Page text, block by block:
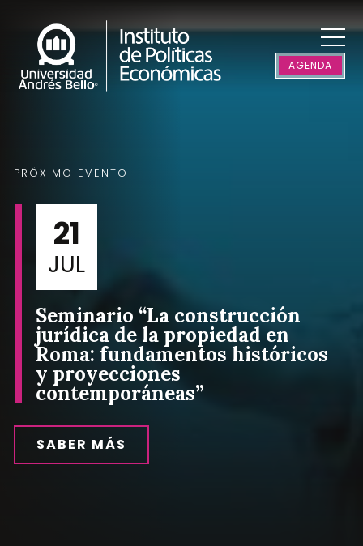
AGENDA
PRÓXIMO EVENTO
21
JUL
Seminario “La construcción
jurídica de la propiedad en
Roma: fundamentos históricos
y proyecciones
contemporáneas”
SABER MÁS